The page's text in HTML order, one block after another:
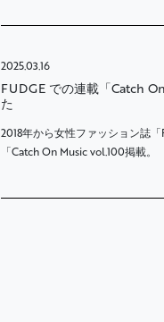
2025.03.16
FUDGE での連載「Catch
た
2018年から女性ファッション誌
「Catch On Music vol.100掲載。